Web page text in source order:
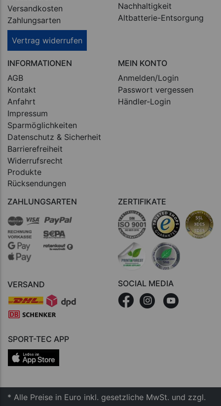
Versandkosten
Zahlungsarten
Vertrag widerrufen
Nachhaltigkeit
Altbatterie-Entsorgung
INFORMATIONEN
AGB
Kontakt
Anfahrt
Impressum
Sparmöglichkeiten
Datenschutz & Sicherheit
Barrierefreiheit
Widerrufsrecht
Produkte
Rücksendungen
MEIN KONTO
Anmelden/Login
Passwort vergessen
Händler-Login
ZAHLUNGSARTEN
VERSAND
ZERTIFIKATE
SOCIAL MEDIA
SPORT-TEC APP
* Alle Preise in Euro inkl. gesetzliche MwSt. und zzgl.